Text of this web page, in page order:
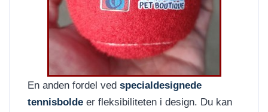
En anden fordel ved specialdesignede
tennisbolde er fleksibiliteten i design. Du kan